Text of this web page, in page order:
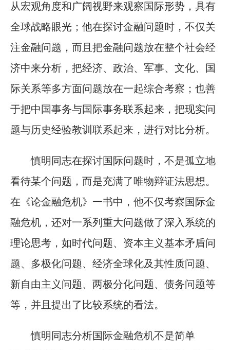
从宏观角度和广阔视野来观察国际形势，具有
全球战略眼光；他在探讨金融问题时，不仅关
注金融问题，而且把金融问题放在整个社会经
济中来分析，把经济、政治、军事、文化、国
际关系等多方面问题放在一起综合考察；也善
于把中国事务与国际事务联系起来，把现实问
题与历史经验教训联系起来，进行对比分析。
慎明同志在探讨国际问题时，不是孤立地
看待某个问题，而是充满了唯物辩证法思想。
在《论金融危机》一书中，他不仅考察国际金
融危机，还对一系列重大问题做了深入系统的
理论思考，如时代问题、资本主义基本矛盾问
题、多极化问题、经济全球化及其性质问题、
新自由主义问题、两极分化问题、债务问题等
等，并且提出了比较系统的看法。
慎明同志分析国际金融危机不是简单